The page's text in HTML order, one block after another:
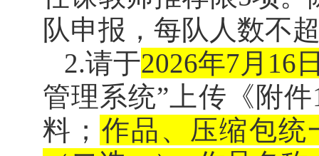
队申报，每队人数不
2.请于2026年7月16
管理系统”上传《附
料； 作品、压缩包统